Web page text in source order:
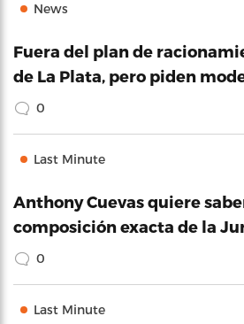
News
Fuera del plan de
de La Plata, pero piden
0
Last Minute
Anthony Cuevas quiere
composición exacta de la
0
Last Minute